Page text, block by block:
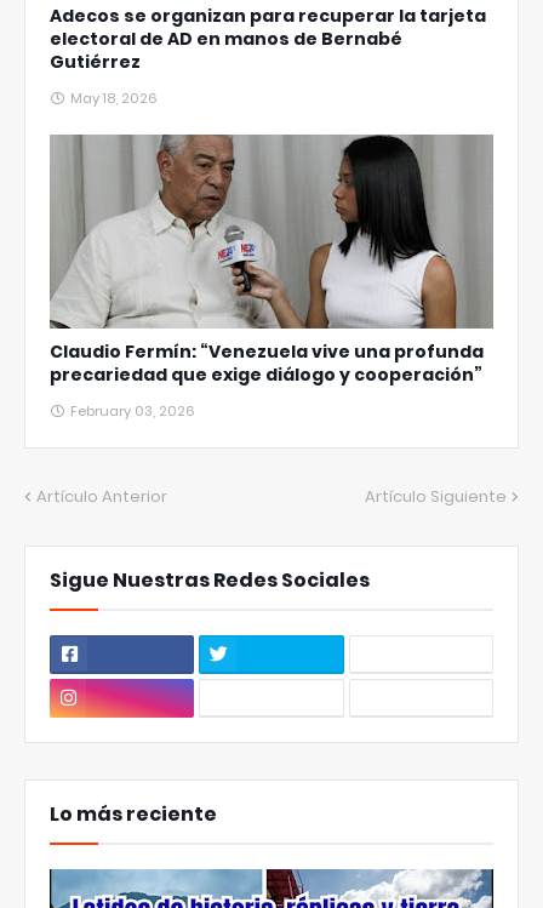
Adecos se organizan para recuperar la tarjeta
electoral de AD en manos de Bernabé
Gutiérrez
May 18, 2026
Claudio Fermín: “Venezuela vive una profunda
precariedad que exige diálogo y cooperación”
February 03, 2026
Artículo Anterior Artículo Siguiente
Sigue Nuestras Redes Sociales
Lo más reciente